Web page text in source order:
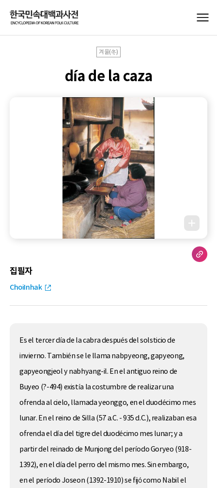
겨울(冬)
día de la caza
집필자
ChoiInhak
Es el tercer día de la cabra después del solsticio de
invierno. También se le llama nabpyeong, gapyeong,
gapyeongjeol y nabhyang-il. En el antiguo reino de
Buyeo (?-494) existía la costumbre de realizar una
ofrenda al cielo, llamada yeonggo, en el duodécimo mes
lunar. En el reino de Silla (57 a.C. - 935 d.C.), realizaban esa
ofrenda el día del tigre del duodécimo mes lunar; y a
partir del reinado de Munjong del período Goryeo (918-
1392), en el día del perro del mismo mes. Sin embargo,
en el período Joseon (1392-1910) se fijó como Nabil el